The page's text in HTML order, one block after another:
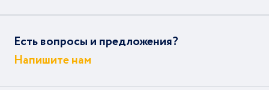
Есть вопросы и предложения?
Напишите нам